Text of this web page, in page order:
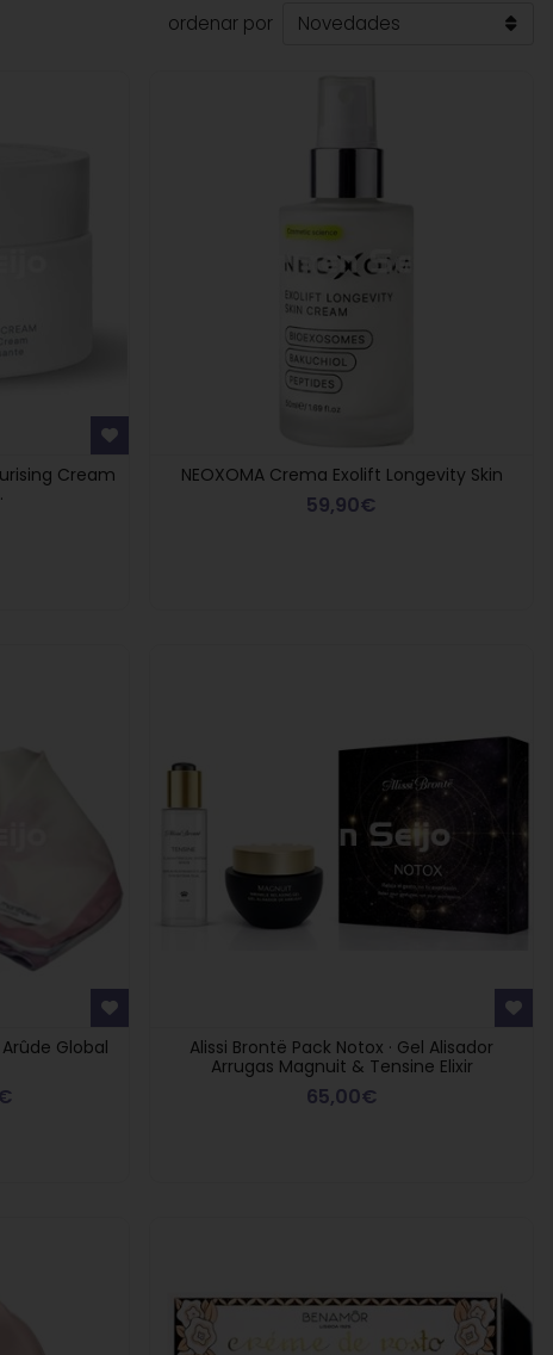
ordenar por
Cream
NEOXOMA Crema Exolift Longevity Skin
59,90€
Global
Alissi Brontë Pack Notox · Gel Alisador
Arrugas Magnuit & Tensine Elixir
65,00€